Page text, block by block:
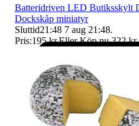
Batteridriven LED Butiksskylt
Dockskåp miniatyr
Sluttid21:48 7 aug 21:48.
Pris:195 kr,Eller Köp nu 322 kr,